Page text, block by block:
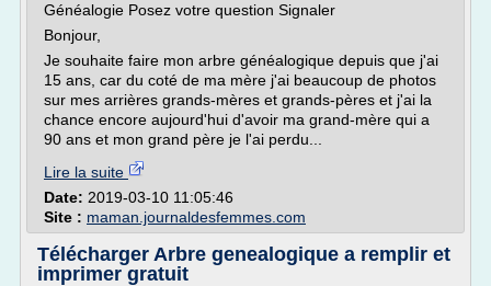
Généalogie Posez votre question Signaler
Bonjour,
Je souhaite faire mon arbre généalogique depuis que j'ai
15 ans, car du coté de ma mère j'ai beaucoup de photos
sur mes arrières grands-mères et grands-pères et j'ai la
chance encore aujourd'hui d'avoir ma grand-mère qui a
90 ans et mon grand père je l'ai perdu...
Lire la suite
Date: 2019-03-10 11:05:46
Site : maman.journaldesfemmes.com
Télécharger Arbre genealogique a remplir et
imprimer gratuit